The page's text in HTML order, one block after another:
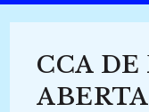
CCA DE